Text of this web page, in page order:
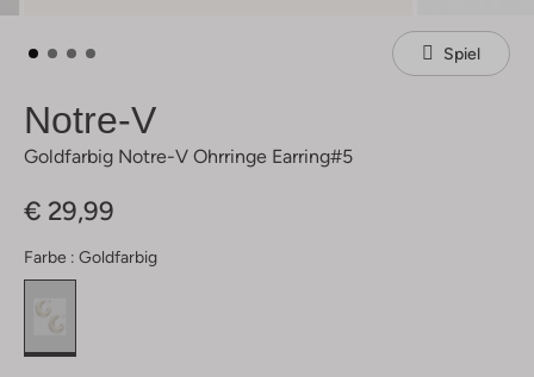
Spiel
Notre-V
Goldfarbig Notre-V Ohrringe Earring#5
€ 29,99
Farbe : Goldfarbig